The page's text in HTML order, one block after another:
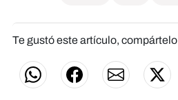
Te gustó este artículo, compártelo